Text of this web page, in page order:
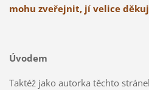
mohu zveřejnit, jí velice
Úvodem
Taktéž jako autorka těchto